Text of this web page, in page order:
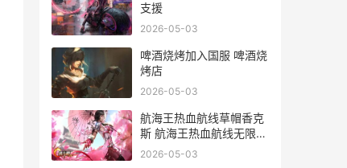
支援
2026-05-03
啤酒烧烤加入国服 啤酒烧
烤店
2026-05-03
航海王热血航线草帽香克
斯 航海王热血航线无限资
源版
2026-05-03